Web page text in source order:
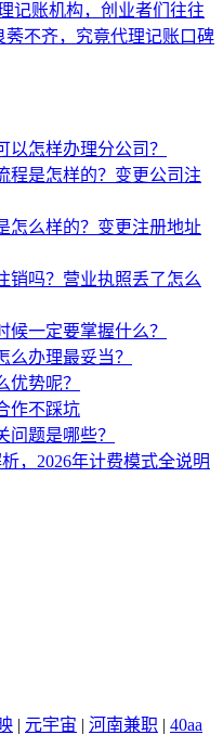
记账机构，创业者们往往
莠不齐，究竟代理记账口碑
怎样办理分公司？
程是怎样的？变更公司注
怎么样的？变更注册地址
销吗？营业执照丢了怎么
一定要掌握什么？
么办理最妥当？
优势呢？
作不踩坑
问题是哪些？
，2026年计费模式全说明
| 元宇宙 | 河南兼职 | 40aa